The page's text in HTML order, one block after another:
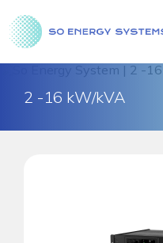
2 -16 kW/kVA